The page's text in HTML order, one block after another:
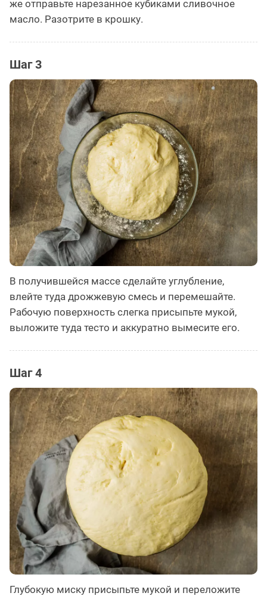
же отправьте нарезанное кубиками сливочное
масло. Разотрите в крошку.
Шаг 3
В получившейся массе сделайте углубление,
влейте туда дрожжевую смесь и перемешайте.
Рабочую поверхность слегка присыпьте мукой,
выложите туда тесто и аккуратно вымесите его.
Шаг 4
Глубокую миску присыпьте мукой и переложите